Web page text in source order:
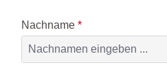
Nachname *